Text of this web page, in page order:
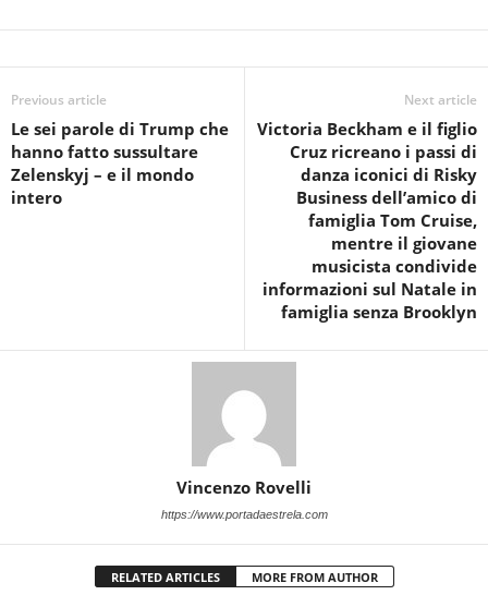
Previous article
Le sei parole di Trump che
hanno fatto sussultare
Zelenskyj – e il mondo
intero
Next article
Victoria Beckham e il figlio
Cruz ricreano i passi di
danza iconici di Risky
Business dell’amico di
famiglia Tom Cruise,
mentre il giovane
musicista condivide
informazioni sul Natale in
famiglia senza Brooklyn
Vincenzo Rovelli
https://www.portadaestrela.com
RELATED ARTICLES MORE FROM AUTHOR